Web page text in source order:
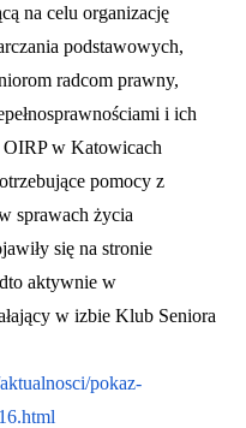
na celu organizację
podstawowych,
radcom prawny,
i ich
OIRP w Katowicach
pomocy z
sprawach życia
się na stronie
aktywnie w
w izbie Klub Seniora
pokaz-